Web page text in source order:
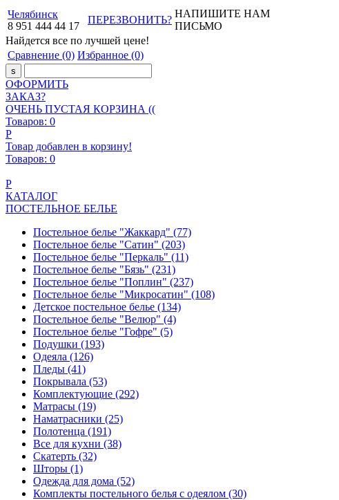
Челябинск
8 951 444 44 17
ПЕРЕЗВОНИТЬ?
НАПИШИТЕ НАМ
ПИСЬМО
Найдется все по лучшей цене!
Сравнение (0) Избранное (0)
ОФОРМИТЬ
ЗАКАЗ?
ОЧЕНЬ ПУСТАЯ КОРЗИНА ((
Товаров: 0
Р
Товар добавлен в корзину!
Товаров: 0
Р
КАТАЛОГ
ПОСТЕЛЬНОЕ БЕЛЬЕ
Постельное белье "Жаккард" (77)
Постельное белье "Сатин" (203)
Постельное белье "Перкаль" (11)
Постельное белье "Бязь" (231)
Постельное белье "Поплин" (237)
Постельное белье "Микросатин" (108)
Детское постельное белье (134)
Постельное белье "Велюр" (4)
Постельное белье "Гофре" (5)
Подушки (193)
Одеяла (126)
Пледы (41)
Покрывала (53)
Комплектующие (292)
Матрасы (19)
Наматрасники (25)
Полотенца (191)
Все для кухни (38)
Скатерть (32)
Шторы (1)
Одежда для дома (52)
Комплекты постельного белья с одеялом (30)